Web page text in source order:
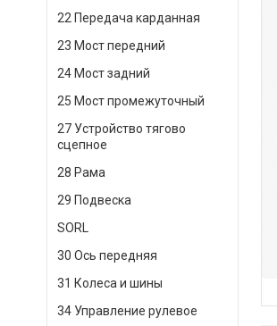
22 Передача карданная
23 Мост передний
24 Мост задний
25 Мост промежуточный
27 Устройство тягово
сцепное
28 Рама
29 Подвеска
SORL
30 Ось передняя
31 Колеса и шины
34 Управление рулевое